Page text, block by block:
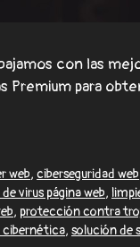
con las
para
web,ciberseguridad web
virus página web,
, protección contra
cibernética, solución de